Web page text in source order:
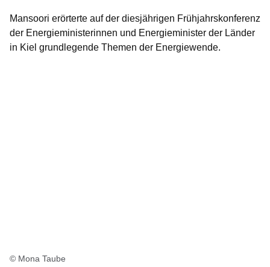
Mansoori erörterte auf der diesjährigen Frühjahrskonferenz
der Energieministerinnen und Energieminister der Länder
in Kiel grundlegende Themen der Energiewende.
© Mona Taube